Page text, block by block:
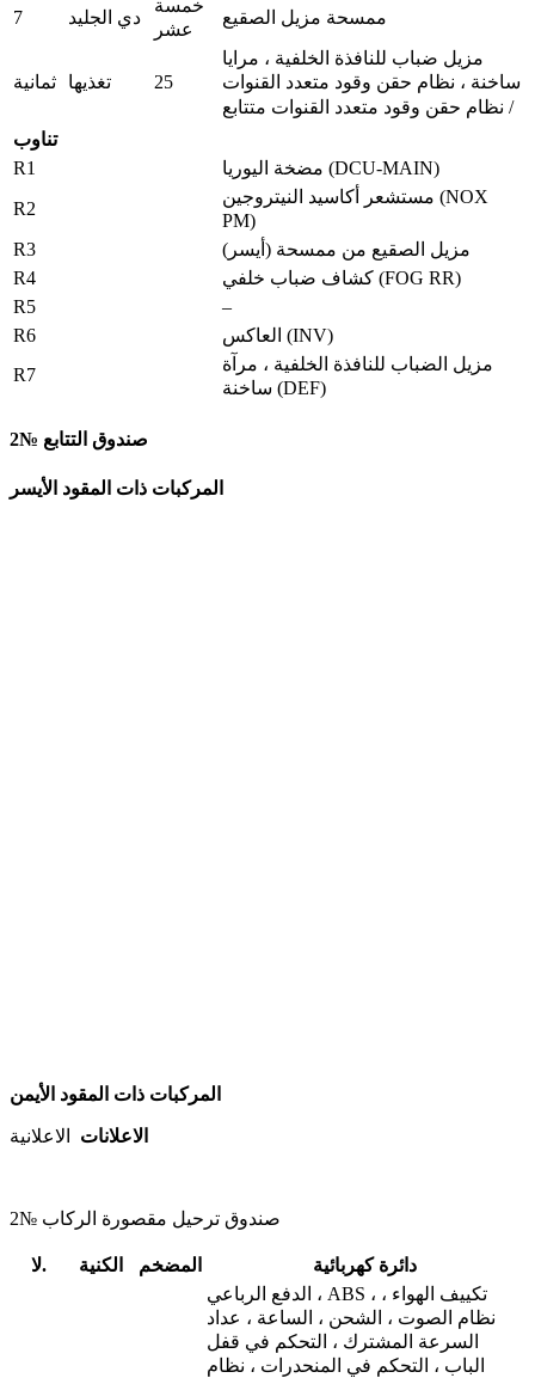
7 دي الجليد
خمسة
عشر
ممسحة مزيل الصقيع
ثمانية تغذيها 25
مزيل ضباب للنافذة الخلفية ، مرايا
ساخنة ، نظام حقن وقود متعدد القنوات
/ نظام حقن وقود متعدد القنوات متتابع
تناوب
R1
مضخة اليوريا (DCU-MAIN)
R2
مستشعر أكاسيد النيتروجين (NOX
PM)
R3
مزيل الصقيع من ممسحة (أيسر)
R4
كشاف ضباب خلفي (FOG RR)
R5
–
R6
العاكس (INV)
R7
مزيل الضباب للنافذة الخلفية ، مرآة
ساخنة (DEF)
صندوق التتابع №2
المركبات ذات المقود الأيسر
المركبات ذات المقود الأيمن
الاعلانات الاعلانية
صندوق ترحيل مقصورة الركاب №2
لا. الكنية المضخم دائرة كهربائية
الدفع الرباعي ، ABS ، تكييف الهواء ،
نظام الصوت ، الشحن ، الساعة ، عداد
السرعة المشترك ، التحكم في قفل
الباب ، التحكم في المنحدرات ، نظام